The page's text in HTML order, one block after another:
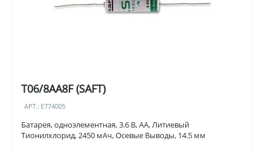
T06/8AA8F (SAFT)
АРТ.: E774005
Батарея, одноэлементная, 3.6 В, AA, Литиевый
Тионилхлорид, 2450 мАч, Осевые Выводы, 14.5 мм